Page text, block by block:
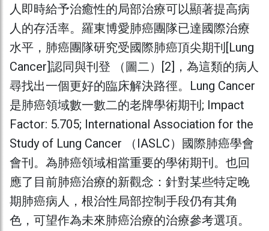
人即時給予治癒性的局部治療可以顯著提高病
人的存活率。羅東博愛肺癌團隊已達國際治療
水平，肺癌團隊研究受國際肺癌頂尖期刊[Lung
Cancer]認同與刊登 （圖二）[2]，為這類的病人
尋找出一個更好的臨床解決路徑。Lung Cancer
是肺癌領域數一數二的老牌學術期刊; Impact
Factor: 5.705; International Association for the
Study of Lung Cancer （IASLC）國際肺癌學會
會刊。為肺癌領域相當重要的學術期刊。也回
應了目前肺癌治療的新觀念：針對某些特定晚
期肺癌病人，根治性局部控制手段仍有其角
色，可望作為未來肺癌治療的治療參考選項。